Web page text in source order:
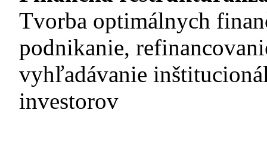
Tvorba optimálnych
podnikanie,
vyhľadávanie
investorov